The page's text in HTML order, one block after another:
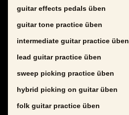
guitar effects pedals üben
guitar tone practice üben
intermediate guitar practice üben
lead guitar practice üben
sweep picking practice üben
hybrid picking on guitar üben
folk guitar practice üben